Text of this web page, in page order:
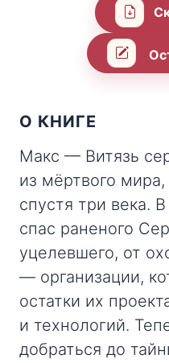
О КНИГЕ
Макс — Витязь
из мёртвого
спустя три века.
спас раненого
уцелевшего, от
— организации,
остатки их
и технологий.
добраться до